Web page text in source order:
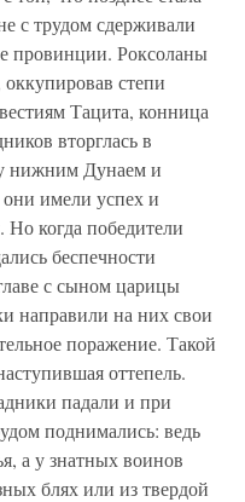
с трудом сдерживали
провинции. Роксоланы
оккупировав степи
Тацита, конница
вторглась в
нижним Дунаем и
имели успех и
Но когда победители
беспечности
с сыном царицы
направили на них свои
поражение. Такой
оттепель.
падали и при
поднимались: ведь
а у знатных воинов
блях или из твердой